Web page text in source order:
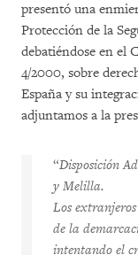
presentó una
Protección de la
debatiéndose en el
4/2000, sobre
España y su
adjuntamos a la
“Disposición
y Melilla.
Los
de la
intentando el